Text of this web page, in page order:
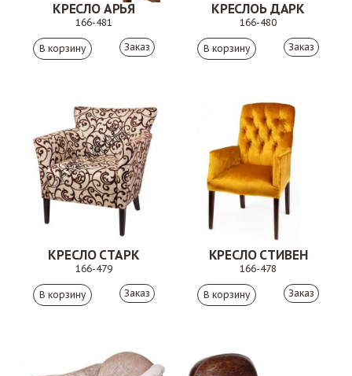
КРЕСЛО АРЬЯ
166-481
Заказ
КРЕСЛОЬ ДАРК
166-480
Заказ
КРЕСЛО СТАРК
166-479
Заказ
КРЕСЛО СТИВЕН
166-478
Заказ